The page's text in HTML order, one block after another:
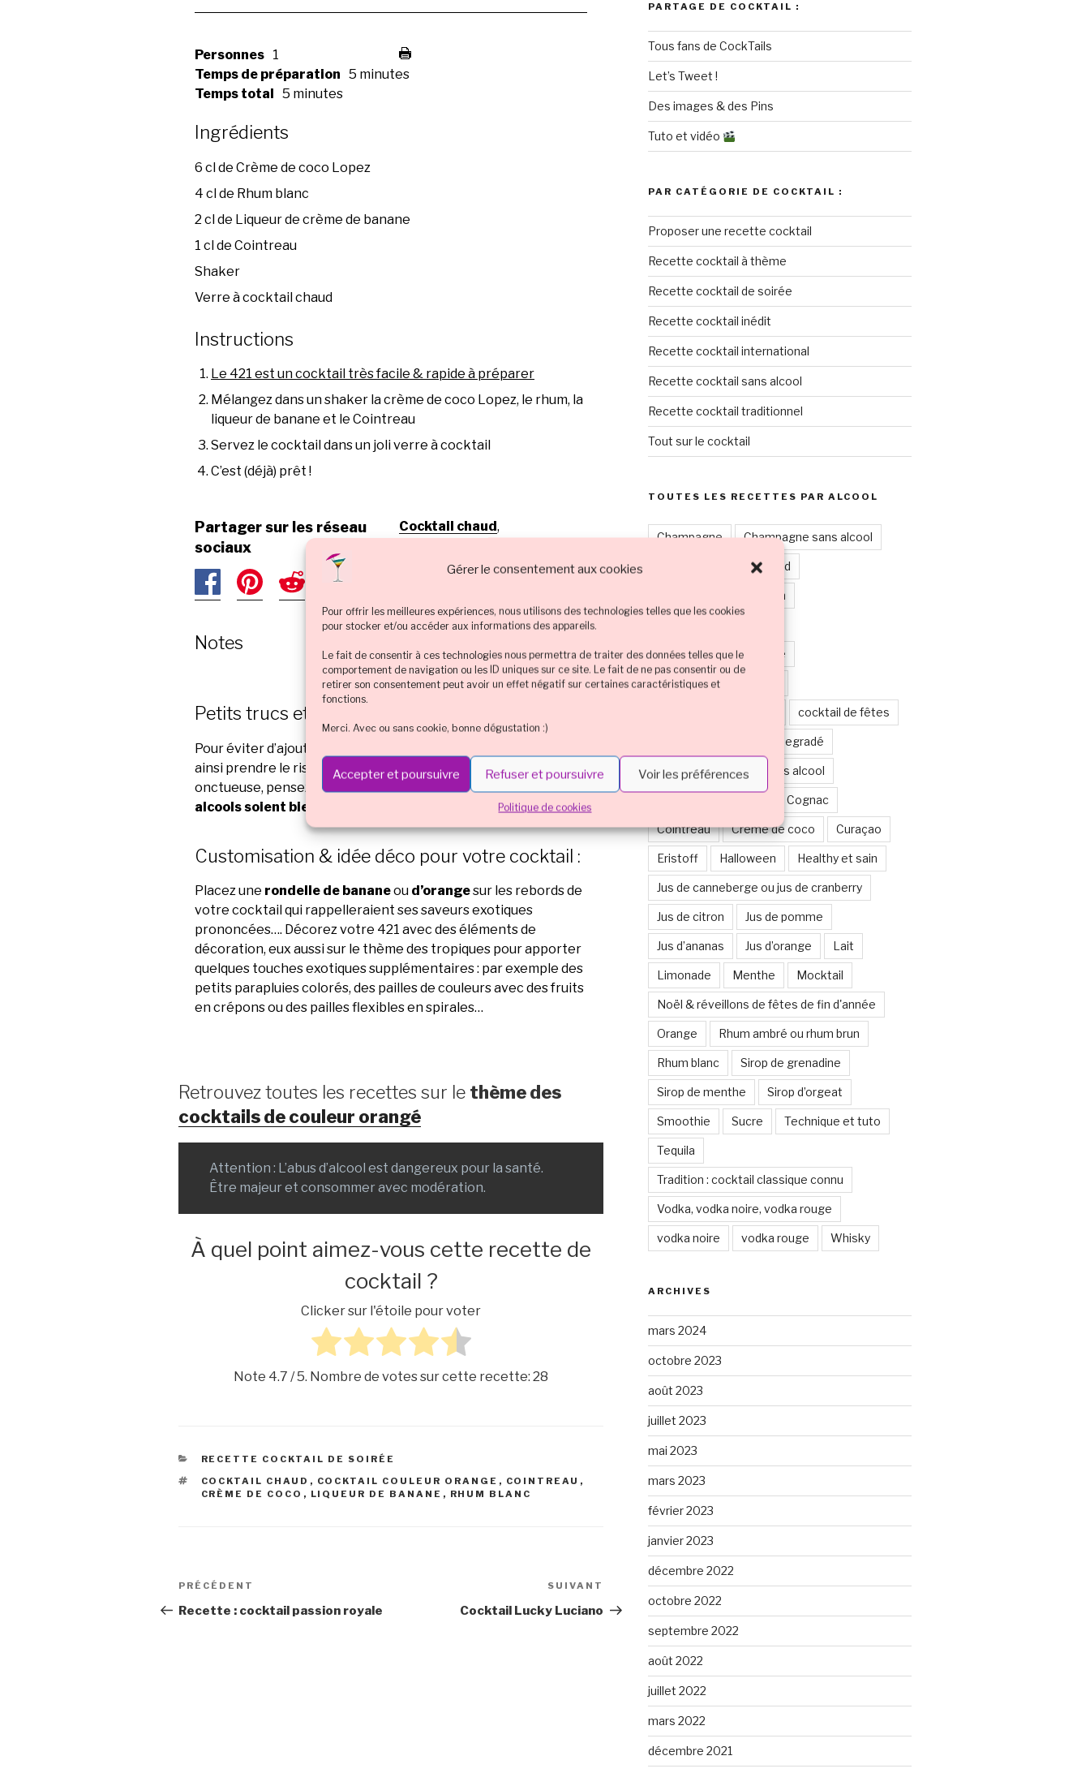
Gérer le consentement aux cookies
Pour offrir les meilleures expériences, nous utilisons des technologies telles que les cookies
pour stocker et/ou accéder aux informations des appareils.
Le fait de consentir à ces technologies nous permettra de traiter des données telles que le
comportement de navigation ou les ID uniques sur ce site. Le fait de ne pas consentir ou de
retirer son consentement peut avoir un effet négatif sur certaines caractéristiques et
fonctions.
Merci. Avec ou sans cookie, bonne dégustation :)
Accepter et poursuivre Refuser et poursuivre Voir les préférences
Politique de cookies
Personnes 1
Temps de préparation 5 minutes
Temps total
5 minutes
Ingrédients
6 cl de Crème de coco Lopez
4 cl de Rhum blanc
2 cl de Liqueur de crème de banane
1 cl de Cointreau
Shaker
Verre à cocktail chaud
Instructions
Le 421 est un cocktail très facile & rapide à préparer
Mélangez dans un shaker la crème de coco Lopez, le rhum, la
liqueur de banane et le Cointreau
Servez le cocktail dans un joli verre à cocktail
C’est (déjà) prêt !
Partager sur les réseau
sociaux
Cocktail chaud,
Cointreau, Crème de coco
Rhum blanc
Notes
Petits trucs et astuces de pro :
Pour éviter d’ajouter des glaçons dans votre cocktail 421 et
ainsi prendre le risque d’atténuer ses saveurs et sa texture
onctueuse, pensez à bien réfrigérer vos bouteilles pour que les
alcools soient bien frais
Customisation & idée déco pour votre cocktail :
Placez une rondelle de bananeou d’orangesur les rebords de
votre cocktail qui rappelleraient ses saveurs exotiques
prononcées…. Décorez votre 421 avec des éléments de
décoration, eux aussi sur le thème des tropiques pour apporter
quelques touches exotiques supplémentaires : par exemple des
petits parapluies colorés, des pailles de couleurs avec des fruits
en crépons ou des pailles flexibles en spirales…
Retrouvez toutes les recettes sur le thème des
cocktails de couleur orangé
Attention : L’abus d’alcool est dangereux pour la santé.
Être majeur et consommer avec modération.
À quel point aimez-vous cette recette de
cocktail ?
Clicker sur l'étoile pour voter
Note 4.7 / 5. Nombre de votes sur cette recette:28
CATÉGORIES
RECETTE COCKTAIL DE SOIRÉE
ÉTIQUETTES
COCKTAIL CHAUD , COCKTAIL COULEUR ORANGE , COINTREAU ,
CRÈME DE COCO , LIQUEUR DE BANANE , RHUM BLANC
Navigation
de
Article
précédent
PRÉCÉDENT
Recette : cocktail passion royale
Article
suivant
SUIVANT
Cocktail Lucky Luciano
PARTAGE DE COCKTAIL :
Tous fans de CockTails
Let’s Tweet !
Des images & des Pins
Tuto et vidéo
PAR CATÉGORIE DE COCKTAIL :
Proposer une recette cocktail
Recette cocktail à thème
Recette cocktail de soirée
Recette cocktail inédit
Recette cocktail international
Recette cocktail sans alcool
Recette cocktail traditionnel
Tout sur le cocktail
TOUTES LES RECETTES PAR ALCOOL
Champagne Champagne sans alcool
Cocktail chaud
Cocktail couleur marron
Cocktail couleur orange
Cocktail couleur rouge
cocktail de fêtes
Cocktail en étages ou degradé
Cocktail et boisson sans alcool
Cognac
Cointreau Crème de coco Curaçao
Eristoff Halloween Healthy et sain
Jus de canneberge ou jus de cranberry
Jus de citron Jus de pomme
Jus d’ananas Jus d’orange Lait
Limonade Menthe Mocktail
Noël & réveillons de fêtes de fin d'année
Orange Rhum ambré ou rhum brun
Rhum blanc Sirop de grenadine
Sirop de menthe Sirop d’orgeat
Smoothie Sucre Technique et tuto
Tequila
Tradition : cocktail classique connu
Vodka, vodka noire, vodka rouge
vodka noire vodka rouge Whisky
ARCHIVES
mars 2024
octobre 2023
août 2023
juillet 2023
mai 2023
mars 2023
février 2023
janvier 2023
décembre 2022
octobre 2022
septembre 2022
août 2022
juillet 2022
mars 2022
décembre 2021